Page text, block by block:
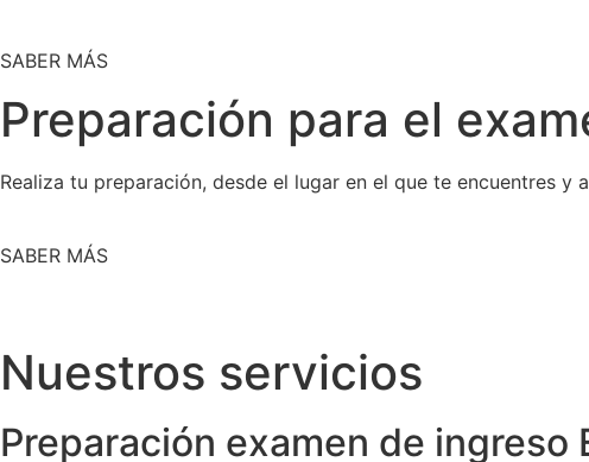
SABER MÁS
Preparación para el
Realiza tu preparación, desde el lugar en el que te encuentres
SABER MÁS
Nuestros servicios
Preparación examen de ingreso